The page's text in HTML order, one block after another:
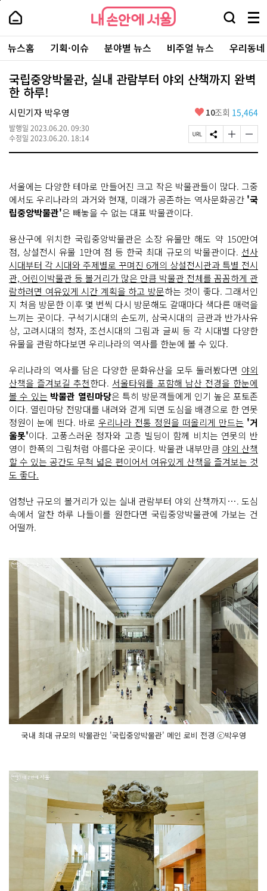
본
로
가
내
손
안
에
서
울
-
서
울
시
대
표
소
통
포
내
손
에
울
검
창
열
기
메
뉴
전
체
보
기
주
요
서
뉴스홈 기획·이슈 분야별 뉴스 비주얼 뉴스 우리동
국립중앙박물관, 실내 관람부터 야외 산책까지 완벽
한 하루!
시민기자 박우영
발행일 2023.06.20. 09:30
수정일 2023.06.20. 18:14
좋
요
10조회 15,464
페
이
R
L
복
S
N
유
하
기
글
자
크
게
변
글
자
게
변
경
서울에는 다양한 테마로 만들어진 크고 작은 박물관들이 많다. 그중
에서도 우리나라의 과거와 현재, 미래가 공존하는 역사문화공간 '국
립중앙박물관'은 빼놓을 수 없는 대표 박물관이다.
용산구에 위치한 국립중앙박물관은 소장 유물만 해도 약 150만여
점, 상설전시 유물 1만여 점 등 한국 최대 규모의 박물관이다. 선사
시대부터 각 시대와 주제별로 꾸며진 6개의 상설전시관과 특별 전시
관, 어린이박물관 등 볼거리가 많은 만큼 박물관 전체를 꼼꼼하게 관
람하려면 여유있게 시간 계획을 하고 방문하는 것이 좋다. 그래서인
지 처음 방문한 이후 몇 번씩 다시 방문해도 갈때마다 색다른 매력을
느끼는 곳이다. 구석기시대의 손도끼, 삼국시대의 금관과 반가사유
상, 고려시대의 청자, 조선시대의 그림과 글씨 등 각 시대별 다양한
유물을 관람하다보면 우리나라의 역사를 한눈에 볼 수 있다.
우리나라의 역사를 담은 다양한 문화유산을 모두 둘러봤다면 야외
산책을 즐겨보길 추천한다.서울타워를 포함해 남산 전경을 한눈에
볼 수 있는 박물관 열린마당은 특히 방문객들에게 인기 높은 포토존
이다. 열린마당 전망대를 내려와 걷게 되면 도심을 배경으로 한 연못
정원이 눈에 띈다. 바로 우리나라 전통 정원을 떠올리게 만드는 '거
울못'이다. 고풍스러운 정자와 고층 빌딩이 함께 비치는 연못의 반
영이 한폭의 그림처럼 아름다운 곳이다. 박물관 내부만큼 야외 산책
할 수 있는 공간도 무척 넓은 편이어서 여유있게 산책을 즐겨보는 것
도 좋다.
엄청난 규모의 볼거리가 있는 실내 관람부터 야외 산책까지…. 도심
속에서 알찬 하루 나들이를 원한다면 국립중앙박물관에 가보는 건
어떨까.
국내 최대 규모의 박물관인 '국립중앙박물관' 메인 로비 전경 ⓒ박우영
페
상
단
로